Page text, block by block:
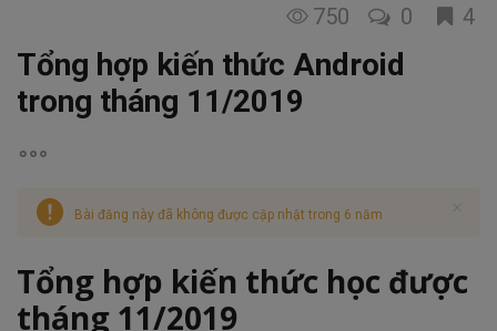
750 0 4
Tổng hợp kiến thức Android
trong tháng 11/2019
Bài đăng này đã không được cập nhật trong 6 năm
Tổng hợp kiến thức học được
tháng 11/2019